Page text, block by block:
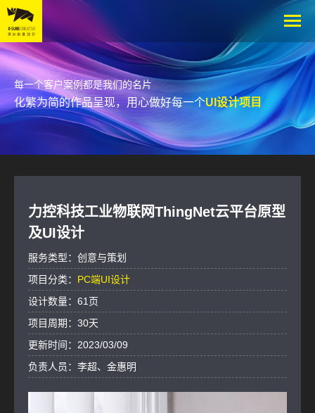
每一个客户案例都是我们的名片
化繁为简的作品呈现，用心做好每一个UI设计项目
力控科技工业物联网ThingNet云平台原型
及UI设计
服务类型：创意与策划
项目分类： PC端UI设计
设计数量：61页
项目周期：30天
更新时间：2023/03/09
负责人员：李超、金惠明